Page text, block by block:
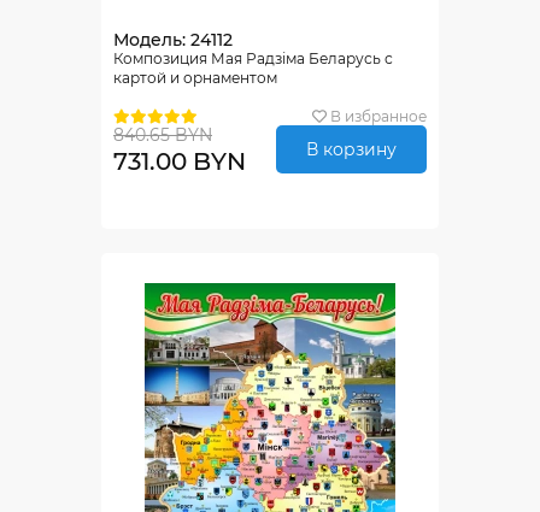
Модель: 24112
Композиция Мая Радзіма Беларусь с
картой и орнаментом
В избранное
840.65 BYN
731.00 BYN В корзину